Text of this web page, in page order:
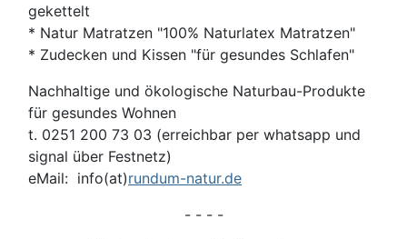
gekettelt
* Natur Matratzen "100% Naturlatex Matratzen"
* Zudecken und Kissen "für gesundes Schlafen"
Nachhaltige und ökologische Naturbau-Produkte
für gesundes Wohnen
t. 0251 200 73 03 (erreichbar per whatsapp und
signal über Festnetz)
eMail: info(at)rundum-natur.de
- - - -